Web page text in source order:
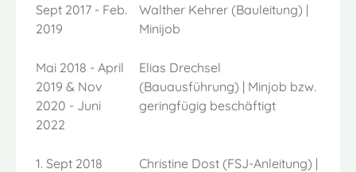
Sept 2017 - Feb.
2019
Walther Kehrer (Bauleitung) |
Minijob
Mai 2018 - April
2019 & Nov
2020 - Juni
2022
Elias Drechsel
(Bauausführung) | Minjob bzw.
geringfügig beschäftigt
1. Sept 2018
Christine Dost (FSJ-Anleitung) |